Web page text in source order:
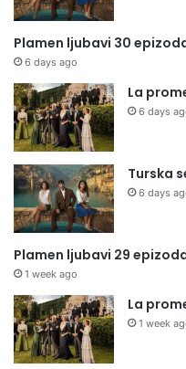
Plamen ljubavi 30
6 days ago
La
6 days
Turska
6 days
Plamen ljubavi 29
1 week ago
La
1 week